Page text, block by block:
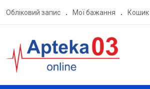
Обліковий запис Мої бажання Кошик